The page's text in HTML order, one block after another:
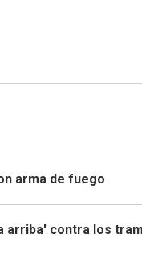
arma de fuego
arriba' contra los